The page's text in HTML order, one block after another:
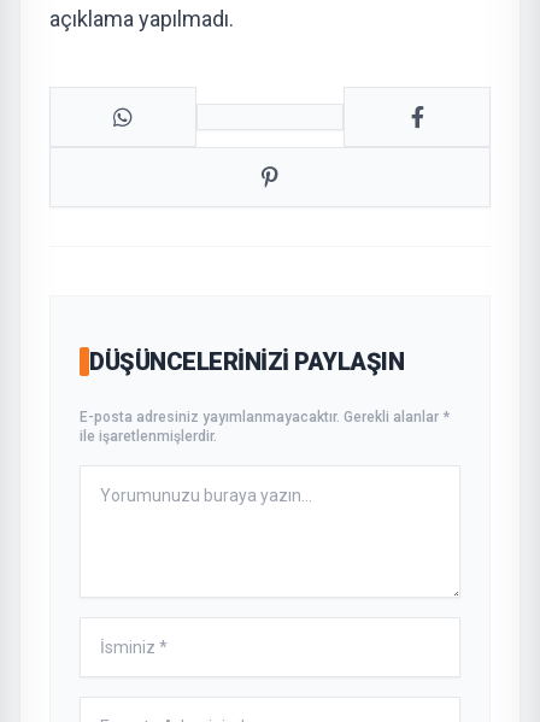
açıklama yapılmadı.
DÜŞÜNCELERINIZI PAYLAŞIN
E-posta adresiniz yayımlanmayacaktır. Gerekli alanlar *
ile işaretlenmişlerdir.